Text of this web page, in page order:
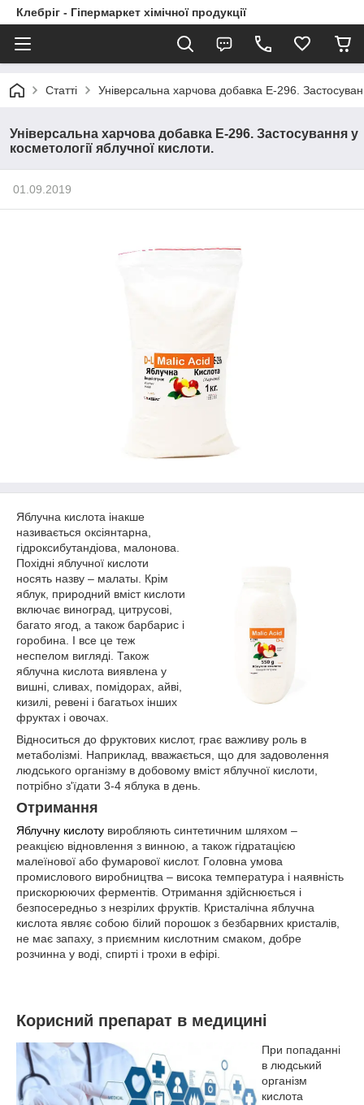
Клебріг - Гіпермаркет хімічної продукції
Статті Універсальна харчова добавка Е-296.
Універсальна харчова добавка Е-296. Застосування у
косметології яблучної кислоти.
01.09.2019
Яблучна кислота інакше
називається оксіянтарна,
гідроксибутандіова, малонова.
Похідні яблучної кислоти
носять назву – малаты. Крім
яблук, природний вміст кислоти
включає виноград, цитрусові,
багато ягод, а також барбарис і
горобина. І все це теж
неспелом вигляді. Також
яблучна кислота виявлена у
вишні, сливах, помідорах, айві,
кизилі, ревені і багатьох інших
фруктах і овочах.
Відноситься до фруктових кислот, грає важливу роль в
метаболізмі. Наприклад, вважається, що для задоволення
людського організму в добовому вміст яблучної кислоти,
потрібно з'їдати 3-4 яблука в день.
Отримання
Яблучну кислоту виробляють синтетичним шляхом –
реакцією відновлення з винною, а також гідратацією
малеїнової або фумарової кислот. Головна умова
промислового виробництва – висока температура і наявність
прискорюючих ферментів. Отримання здійснюється і
безпосередньо з незрілих фруктів. Кристалічна яблучна
кислота являє собою білий порошок з безбарвних кристалів,
не має запаху, з приємним кислотним смаком, добре
розчинна у воді, спирті і трохи в ефірі.
Корисний препарат в медицині
При попаданні
в людський
організм
кислота